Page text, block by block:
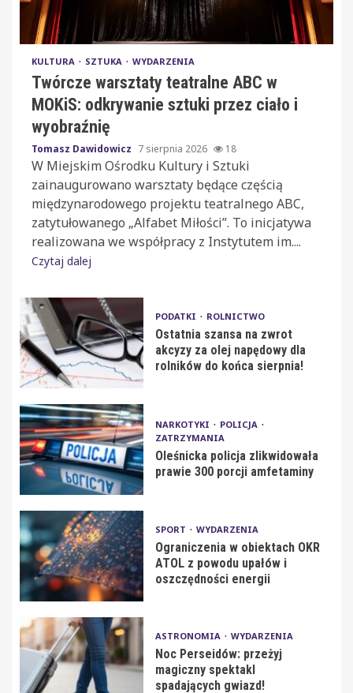
KULTURA SZTUKA WYDARZENIA
Twórcze warsztaty teatralne ABC w
MOKiS: odkrywanie sztuki przez ciało i
wyobraźnię
Tomasz Dawidowicz 7 sierpnia 2026 18
W Miejskim Ośrodku Kultury i Sztuki
zainaugurowano warsztaty będące częścią
międzynarodowego projektu teatralnego ABC,
zatytułowanego „Alfabet Miłości”. To inicjatywa
realizowana we współpracy z Instytutem im....
Czytaj dalej
PODATKI ROLNICTWO
Ostatnia szansa na zwrot
akcyzy za olej napędowy dla
rolników do końca sierpnia!
NARKOTYKI
POLICJA
ZATRZYMANIA
Oleśnicka policja zlikwidowała
prawie 300 porcji amfetaminy
SPORT WYDARZENIA
Ograniczenia w obiektach OKR
ATOL z powodu upałów i
oszczędności energii
ASTRONOMIA WYDARZENIA
Noc Perseidów: przeżyj
magiczny spektakl
spadających gwiazd!